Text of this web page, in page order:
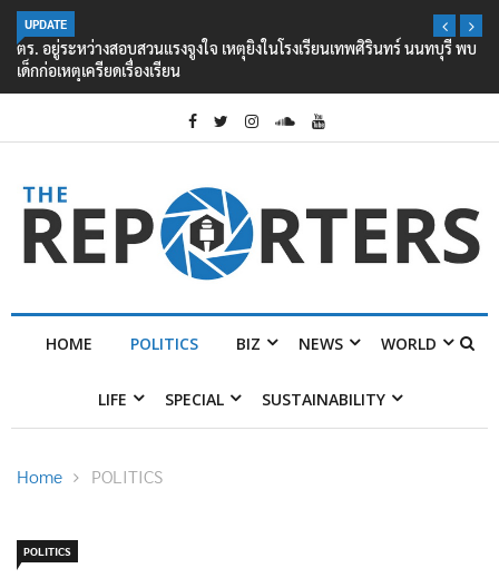
UPDATE
ตร. อยู่ระหว่างสอบสวนแรงจูงใจ เหตุยิงในโรงเรียนเทพศิรินทร์ นนทบุรี พบ
เด็กก่อเหตุเครียดเรื่องเรียน
HOME POLITICS BIZ NEWS WORLD
LIFE SPECIAL SUSTAINABILITY
Home POLITICS
POLITICS